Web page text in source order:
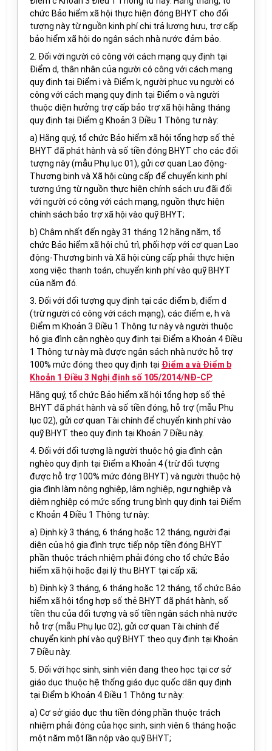
chức Bảo hiểm xã hội thực hiện đóng BHYT cho đối
tượng này từ nguồn kinh phí chi trả lương hưu, trợ cấp
bảo hiểm xã hội do ngân sách nhà nước đảm bảo.
2. Đối với người có công với cách mạng quy định tại
Điểm d, thân nhân của người có công với cách mạng
quy định tại Điểm i và Điểm k, người phục vụ người có
công với cách mạng quy định tại Điểm o và người
thuộc diện hưởng trợ cấp bảo trợ xã hội hằng tháng
quy định tại Điểm g Khoản 3 Điều 1 Thông tư này:
a) Hằng quý, tổ chức Bảo hiểm xã hội tổng hợp số thẻ
BHYT đã phát hành và số tiền đóng BHYT cho các đối
tượng này (mẫu Phụ lục 01), gửi cơ quan Lao động-
Thương binh và Xã hội cùng cấp để chuyển kinh phí
tương ứng từ nguồn thực hiện chính sách ưu đãi đối
với người có công với cách mạng, nguồn thực hiện
chính sách bảo trợ xã hội vào quỹ BHYT;
b) Chậm nhất đến ngày 31 tháng 12 hằng năm, tổ
chức Bảo hiểm xã hội chủ trì, phối hợp với cơ quan Lao
động-Thương binh và Xã hội cùng cấp phải thực hiện
xong việc thanh toán, chuyển kinh phí vào quỹ BHYT
của năm đó.
3. Đối với đối tượng quy định tại các điểm b, điểm d
(trừ người có công với cách mạng), các điểm e, h và
Điểm m Khoản 3 Điều 1 Thông tư nàyvà người thuộc
hộ gia đình cận nghèo quy định tại Điểm a Khoản 4 Điều
1 Thông tư này mà được ngân sách nhà nước hỗ trợ
100% mức đóng theo quy định tại Điểm a và Điểm b
Khoản 1 Điều 3 Nghị định số 105/2014/NĐ-CP:
Hằng quý, tổ chức Bảo hiểm xã hội tổng hợp số thẻ
BHYT đã phát hành và số tiền đóng, hỗ trợ (mẫu Phụ
lục 02), gửi cơ quan Tài chính để chuyển kinh phí vào
quỹ BHYT theo quy định tại Khoản 7 Điều này.
4. Đối với đối tượng là người thuộc hộ gia đình cận
nghèo quy định tại Điểm a Khoản 4 (trừ đối tượng
được hỗ trợ 100% mức đóng BHYT) và người thuộc hộ
gia đình làm nông nghiệp, lâm nghiệp, ngư nghiệp và
diêm nghiệp có mức sống trung bình quy định tại Điểm
c Khoản 4 Điều 1 Thông tư này:
a) Định kỳ 3 tháng, 6 tháng hoặc 12 tháng, người đại
diện của hộ gia đình trực tiếp nộp tiền đóng BHYT
phần thuộc trách nhiệm phải đóng cho tổ chức Bảo
hiểm xã hội hoặc đại lý thu BHYT tại cấp xã;
b) Định kỳ 3 tháng, 6 tháng hoặc 12 tháng, tổ chức Bảo
hiểm xã hội tổng hợp số thẻ BHYT đã phát hành, số
tiền thu của đối tượng và số tiền ngân sách nhà nước
hỗ trợ (mẫu Phụ lục 02), gửi cơ quan Tài chính để
chuyển kinh phí vào quỹ BHYT theo quy định tại Khoản
7 Điều này.
5. Đối với học sinh, sinh viên đang theo học tại cơ sở
giáo dục thuộc hệ thống giáo dục quốc dân quy định
tại Điểm b Khoản 4 Điều 1 Thông tư này:
a) Cơ sở giáo dục thu tiền đóng phần thuộc trách
nhiệm phải đóng của học sinh, sinh viên 6 tháng hoặc
một năm một lần nộp vào quỹ BHYT;